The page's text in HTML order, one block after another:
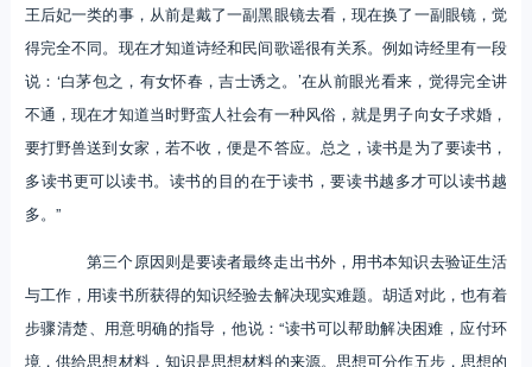
王后妃一类的事，从前是戴了一副黑眼镜去看，现在换了一副眼镜，觉
得完全不同。现在才知道诗经和民间歌谣很有关系。例如诗经里有一段
说：‘白茅包之，有女怀春，吉士诱之。’在从前眼光看来，觉得完全讲
不通，现在才知道当时野蛮人社会有一种风俗，就是男子向女子求婚，
要打野兽送到女家，若不收，便是不答应。总之，读书是为了要读书，
多读书更可以读书。读书的目的在于读书，要读书越多才可以读书越
多。”
第三个原因则是要读者最终走出书外，用书本知识去验证生活
与工作，用读书所获得的知识经验去解决现实难题。胡适对此，也有着
步骤清楚、用意明确的指导，他说：“读书可以帮助解决困难，应付环
境，供给思想材料，知识是思想材料的来源。思想可分作五步，思想的